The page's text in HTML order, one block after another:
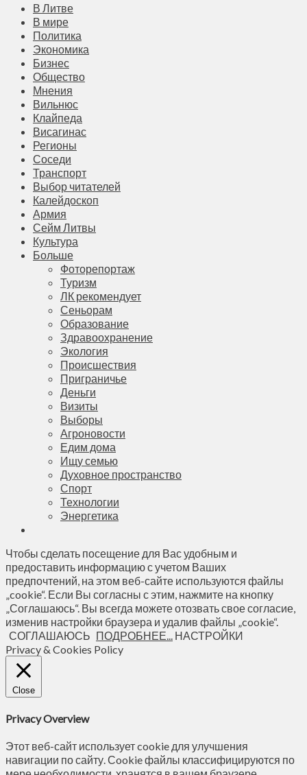
В Литве
В мире
Политика
Экономика
Бизнес
Общество
Мнения
Вильнюс
Клайпеда
Висагинас
Регионы
Соседи
Транспорт
Выбор читателей
Калейдоскоп
Армия
Сейм Литвы
Культура
Больше
Фоторепортаж
Туризм
ЛК рекомендует
Сеньорам
Образование
Здравоохранение
Экология
Происшествия
Приграничье
Деньги
Визиты
Выборы
Агроновости
Едим дома
Ищу семью
Духовное пространство
Спорт
Технологии
Энергетика
Чтобы сделать посещение для Вас удобным и
предоставить информацию с учетом Ваших
предпочтений, на этом веб-сайте используются файлы
„cookie“. Если Вы согласны с этим, нажмите на кнопку
„Соглашаюсь“. Вы всегда можете отозвать свое согласие,
изменив настройки браузера и удалив файлы „cookie“.
СОГЛАШАЮСЬ ПОДРОБНЕЕ...
НАСТРОЙКИ
Privacy & Cookies Policy
Close
Privacy Overview
Этот веб-сайт использует cookie для улучшения
навигации по сайту. Сookie файлы классифицируются по